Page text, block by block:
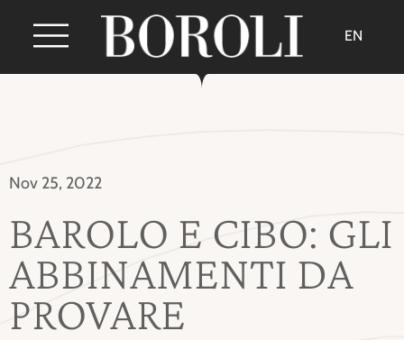
EN
Nov 25, 2022
BAROLO E CIBO: GLI
ABBINAMENTI DA
PROVARE